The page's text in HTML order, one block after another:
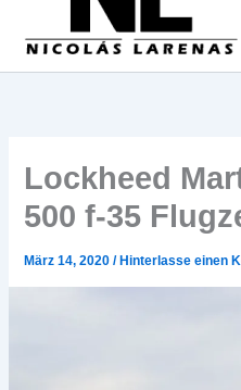
Lockheed
500 f-35
März 14, 2020/ Hinterlasse einen